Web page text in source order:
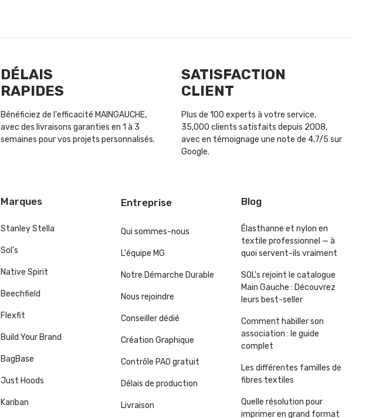
DÉLAIS
RAPIDES
Bénéficiez de l'efficacité MAINGAUCHE,
avec des livraisons garanties en 1 à 3
semaines pour vos projets personnalisés.
SATISFACTION
CLIENT
Plus de 100 experts à votre service,
35,000 clients satisfaits depuis 2008,
avec en témoignage une note de 4,7/5 sur
Google.
Marques
Stanley Stella
Sol's
Native Spirit
Beechfield
Flexfit
Build Your Brand
BagBase
Just Hoods
Kariban
Entreprise
Qui sommes-nous
L'équipe MG
Notre Démarche Durable
Nous rejoindre
Conseiller dédié
Création Graphique
Contrôle PAO gratuit
Délais de production
Livraison
Blog
Élasthanne et nylon en
textile professionnel — à
quoi servent-ils vraiment
SOL’s rejoint le catalogue
Main Gauche : Découvrez
leurs best-seller
Comment habiller son
association : le guide
complet
Les différentes familles de
fibres textiles
Quelle résolution pour
imprimer en grand format